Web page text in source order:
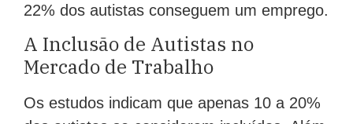
22% dos autistas conseguem um emprego.
A Inclusão de Autistas no
Mercado de Trabalho
Os estudos indicam que apenas 10 a 20%